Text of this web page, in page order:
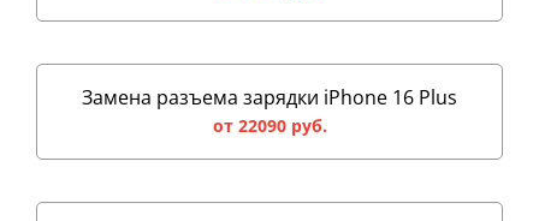
Замена разъема зарядки iPhone 16 Plus
от 22090 руб.